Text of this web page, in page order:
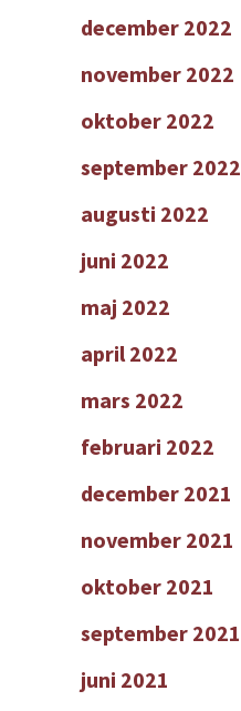
december 2022
november 2022
oktober 2022
september 2022
augusti 2022
juni 2022
maj 2022
april 2022
mars 2022
februari 2022
december 2021
november 2021
oktober 2021
september 2021
juni 2021